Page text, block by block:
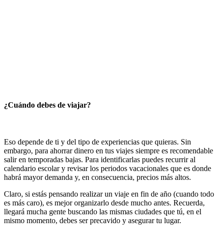
¿Cuándo debes de viajar?
Eso depende de ti y del tipo de experiencias que quieras. Sin
embargo, para ahorrar dinero en tus viajes siempre es recomendable
salir en temporadas bajas. Para identificarlas puedes recurrir al
calendario escolar y revisar los periodos vacacionales que es donde
habrá mayor demanda y, en consecuencia, precios más altos.
Claro, si estás pensando realizar un viaje en fin de año (cuando todo
es más caro), es mejor organizarlo desde mucho antes. Recuerda,
llegará mucha gente buscando las mismas ciudades que tú, en el
mismo momento, debes ser precavido y asegurar tu lugar.